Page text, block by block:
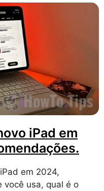
iPad em
em 2024,
você usa, qual é o